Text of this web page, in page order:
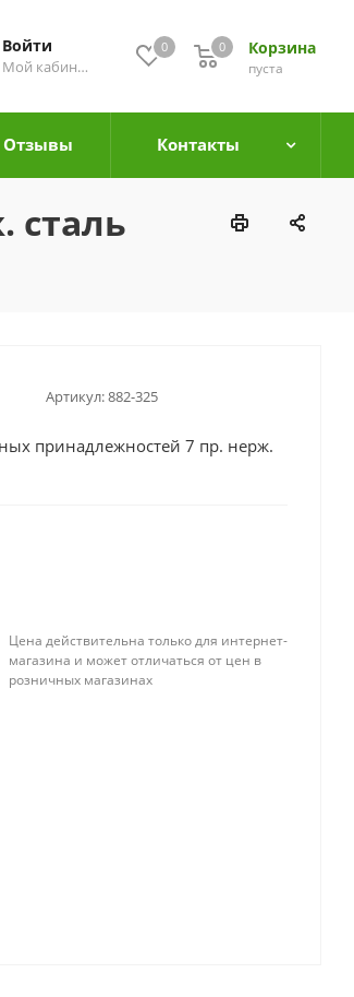
0 Корзина
0
пуста
0
Войти
Мой кабинет
Отзывы Контакты
сталь
Артикул:882-325
принадлежностей 7 пр. нерж.
Цена действительна только для интернет-
магазина и может отличаться от цен в
розничных магазинах